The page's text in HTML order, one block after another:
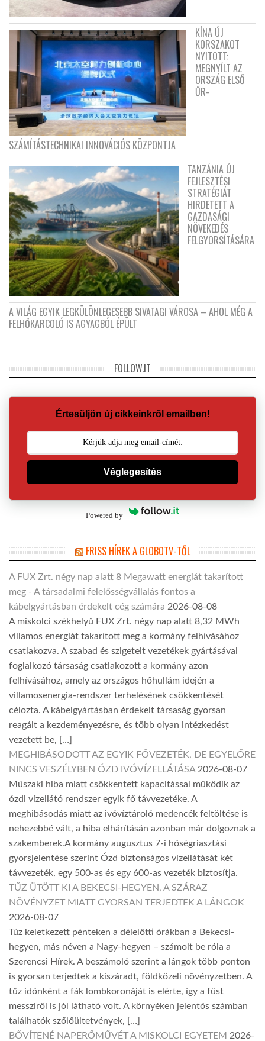
KÍNA ÚJ
KORSZAKOT
NYITOTT:
MEGNYÍLT AZ
ORSZÁG ELSŐ
ŰR-
SZÁMÍTÁSTECHNIKAI INNOVÁCIÓS KÖZPONTJA
TANZÁNIA ÚJ
FEJLESZTÉSI
STRATÉGIÁT
HIRDETETT A
GAZDASÁGI
NÖVEKEDÉS
FELGYORSÍTÁSÁRA
A VILÁG EGYIK LEGKÜLÖNLEGESEBB SIVATAGI VÁROSA – AHOL MÉG A
FELHŐKARCOLÓ IS AGYAGBÓL ÉPÜLT
FOLLOW.IT
Értesüljön új cikkeinkről emailben!
Véglegesítés
Powered by
FRISS HÍREK A GLOBOTV-TŐL
A FUX Zrt. négy nap alatt 8 Megawatt energiát takarított
meg - A társadalmi felelősségvállalás fontos a
kábelgyártásban érdekelt cég számára 2026-08-08
A miskolci székhelyű FUX Zrt. négy nap alatt 8,32 MWh
villamos energiát takarított meg a kormány felhívásához
csatlakozva. A szabad és szigetelt vezetékek gyártásával
foglalkozó társaság csatlakozott a kormány azon
felhívásához, amely az országos hőhullám idején a
villamosenergia-rendszer terhelésének csökkentését
célozta. A kábelgyártásban érdekelt társaság gyorsan
reagált a kezdeményezésre, és több olyan intézkedést
vezetett be, […]
MEGHIBÁSODOTT AZ EGYIK FŐVEZETÉK, DE EGYELŐRE
NINCS VESZÉLYBEN ÓZD IVÓVÍZELLÁTÁSA 2026-08-07
Műszaki hiba miatt csökkentett kapacitással működik az
ózdi vízellátó rendszer egyik fő távvezetéke. A
meghibásodás miatt az ivóvíztároló medencék feltöltése is
nehezebbé vált, a hiba elhárításán azonban már dolgoznak a
szakemberek.A kormány augusztus 7-i hőségriasztási
gyorsjelentése szerint Ózd biztonságos vízellátását két
távvezeték, egy 500-as és egy 600-as vezeték biztosítja.
TŰZ ÜTÖTT KI A BEKECSI-HEGYEN, A SZÁRAZ
NÖVÉNYZET MIATT GYORSAN TERJEDTEK A LÁNGOK
2026-08-07
Tűz keletkezett pénteken a délelőtti órákban a Bekecsi-
hegyen, más néven a Nagy-hegyen – számolt be róla a
Szerencsi Hírek. A beszámoló szerint a lángok több ponton
is gyorsan terjedtek a kiszáradt, földközeli növényzetben. A
tűz időnként a fák lombkoronáját is elérte, így a füst
messziről is jól látható volt. A környéken jelentős számban
találhatók szőlőültetvények, […]
BŐVÍTENÉ NAPERŐMŰVÉT A MISKOLCI EGYETEM 2026-